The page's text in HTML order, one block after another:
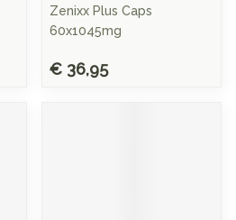
Zenixx Plus Caps
60x1045mg
€ 36,95